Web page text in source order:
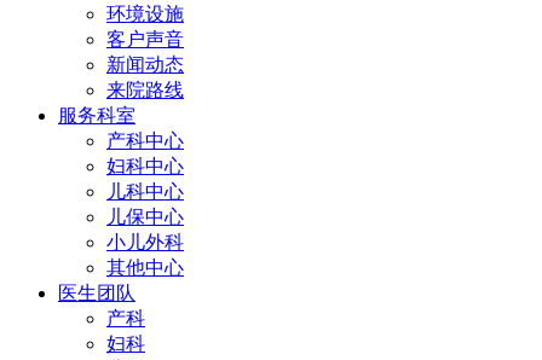
环境设施
客户声音
新闻动态
来院路线
服务科室
产科中心
妇科中心
儿科中心
儿保中心
小儿外科
其他中心
医生团队
产科
妇科